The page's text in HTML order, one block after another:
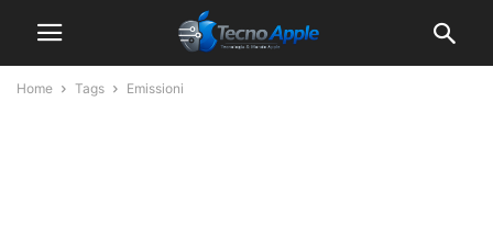
Home Tags Emissioni